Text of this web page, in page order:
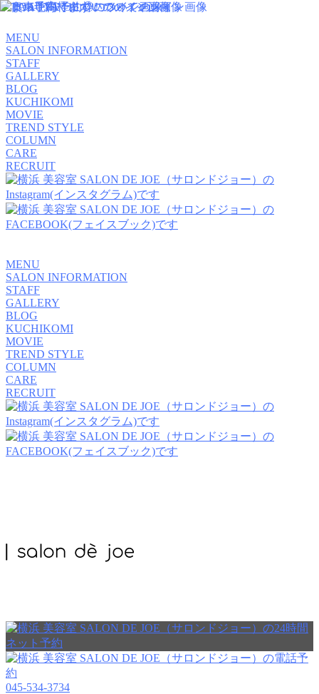
MENU
SALON INFORMATION
STAFF
GALLERY
BLOG
KUCHIKOMI
MOVIE
TREND STYLE
COLUMN
CARE
RECRUIT
MENU
SALON INFORMATION
STAFF
GALLERY
BLOG
KUCHIKOMI
MOVIE
TREND STYLE
COLUMN
CARE
RECRUIT
045-534-3734